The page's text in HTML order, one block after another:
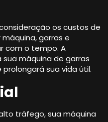
os custos de
garras e
com o tempo. A
máquina de garras
sua vida útil.
tráfego, sua máquina